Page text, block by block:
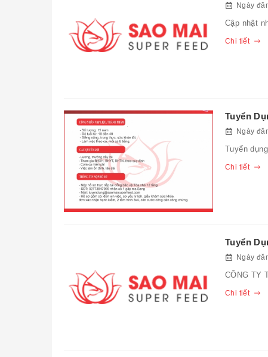
Ngày
Cập nhật
Chi tiết
Tuyển
Ngày
Tuyển
Chi tiết
Tuyển
Ngày
CÔNG TY
Chi tiết